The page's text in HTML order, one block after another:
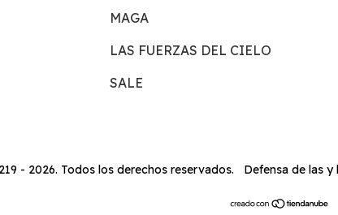
MAGA
LAS FUERZAS DEL CIELO
SALE
- 2026. Todos los derechos reservados. Defensa de las